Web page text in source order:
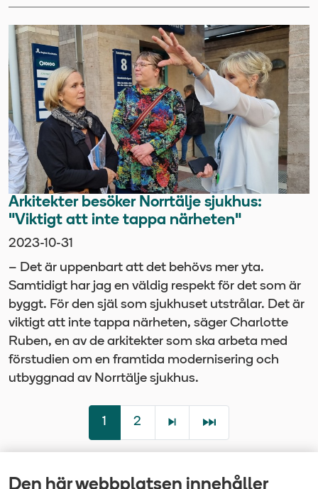
Den här webbplatsen innehåller
Arkitekter besöker Norrtälje sjukhus:
"Viktigt att inte tappa närheten"
2023-10-31
– Det är uppenbart att det behövs mer yta.
Samtidigt har jag en väldig respekt för det som är
byggt. För den själ som sjukhuset utstrålar. Det är
viktigt att inte tappa närheten, säger Charlotte
Ruben, en av de arkitekter som ska arbeta med
förstudien om en framtida modernisering och
utbyggnad av Norrtälje sjukhus.
1 2